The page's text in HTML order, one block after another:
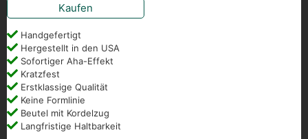
Kaufen
Handgefertigt
Hergestellt in den USA
Sofortiger Aha-Effekt
Kratzfest
Erstklassige Qualität
Keine Formlinie
Beutel mit Kordelzug
Langfristige Haltbarkeit